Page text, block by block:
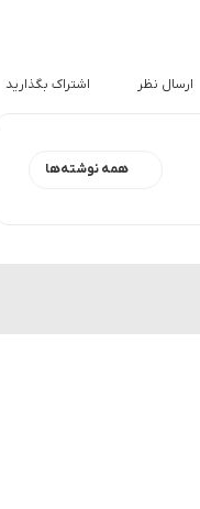
ارسال نظر اشتراک بگذارید
همه نوشته‌ها